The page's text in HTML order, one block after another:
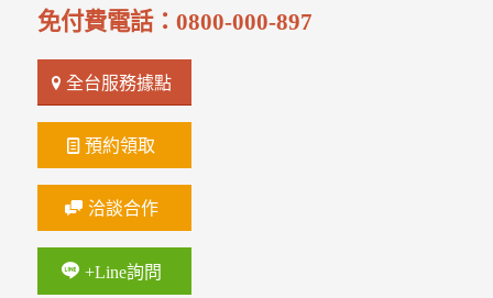
免付費電話： 0800-000-897
全台服務據點
預約領取
洽談合作
+Line詢問